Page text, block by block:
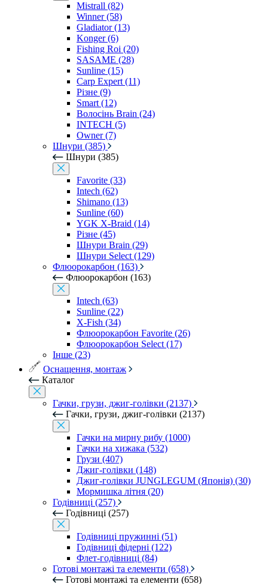
Mistrall (82)
Winner (58)
Gladiator (13)
Konger (6)
Fishing Roi (20)
SASAME (28)
Sunline (15)
Carp Expert (11)
Різне (9)
Smart (12)
Волосінь Brain (24)
INTECH (5)
Owner (7)
Шнури (385)
Шнури (385)
Favorite (33)
Intech (62)
Shimano (13)
Sunline (60)
YGK X-Braid (14)
Різне (45)
Шнури Brain (29)
Шнури Select (129)
Флюорокарбон (163)
Флюорокарбон (163)
Intech (63)
Sunline (22)
X-Fish (34)
Флюорокарбон Favorite (26)
Флюорокарбон Select (17)
Інше (23)
Оснащення, монтаж
Каталог
Гачки, грузи, джиг-голівки (2137)
Гачки, грузи, джиг-голівки (2137)
Гачки на мирну рибу (1000)
Гачки на хижака (532)
Грузи (407)
Джиг-голівки (148)
Джиг-голівки JUNGLEGUM (Японія) (30)
Мормишка літня (20)
Годівниці (257)
Годівниці (257)
Годівниці пружинні (51)
Годівниці фідерні (122)
Флет-годівниці (84)
Готові монтажі та елементи (658)
Готові монтажі та елементи (658)